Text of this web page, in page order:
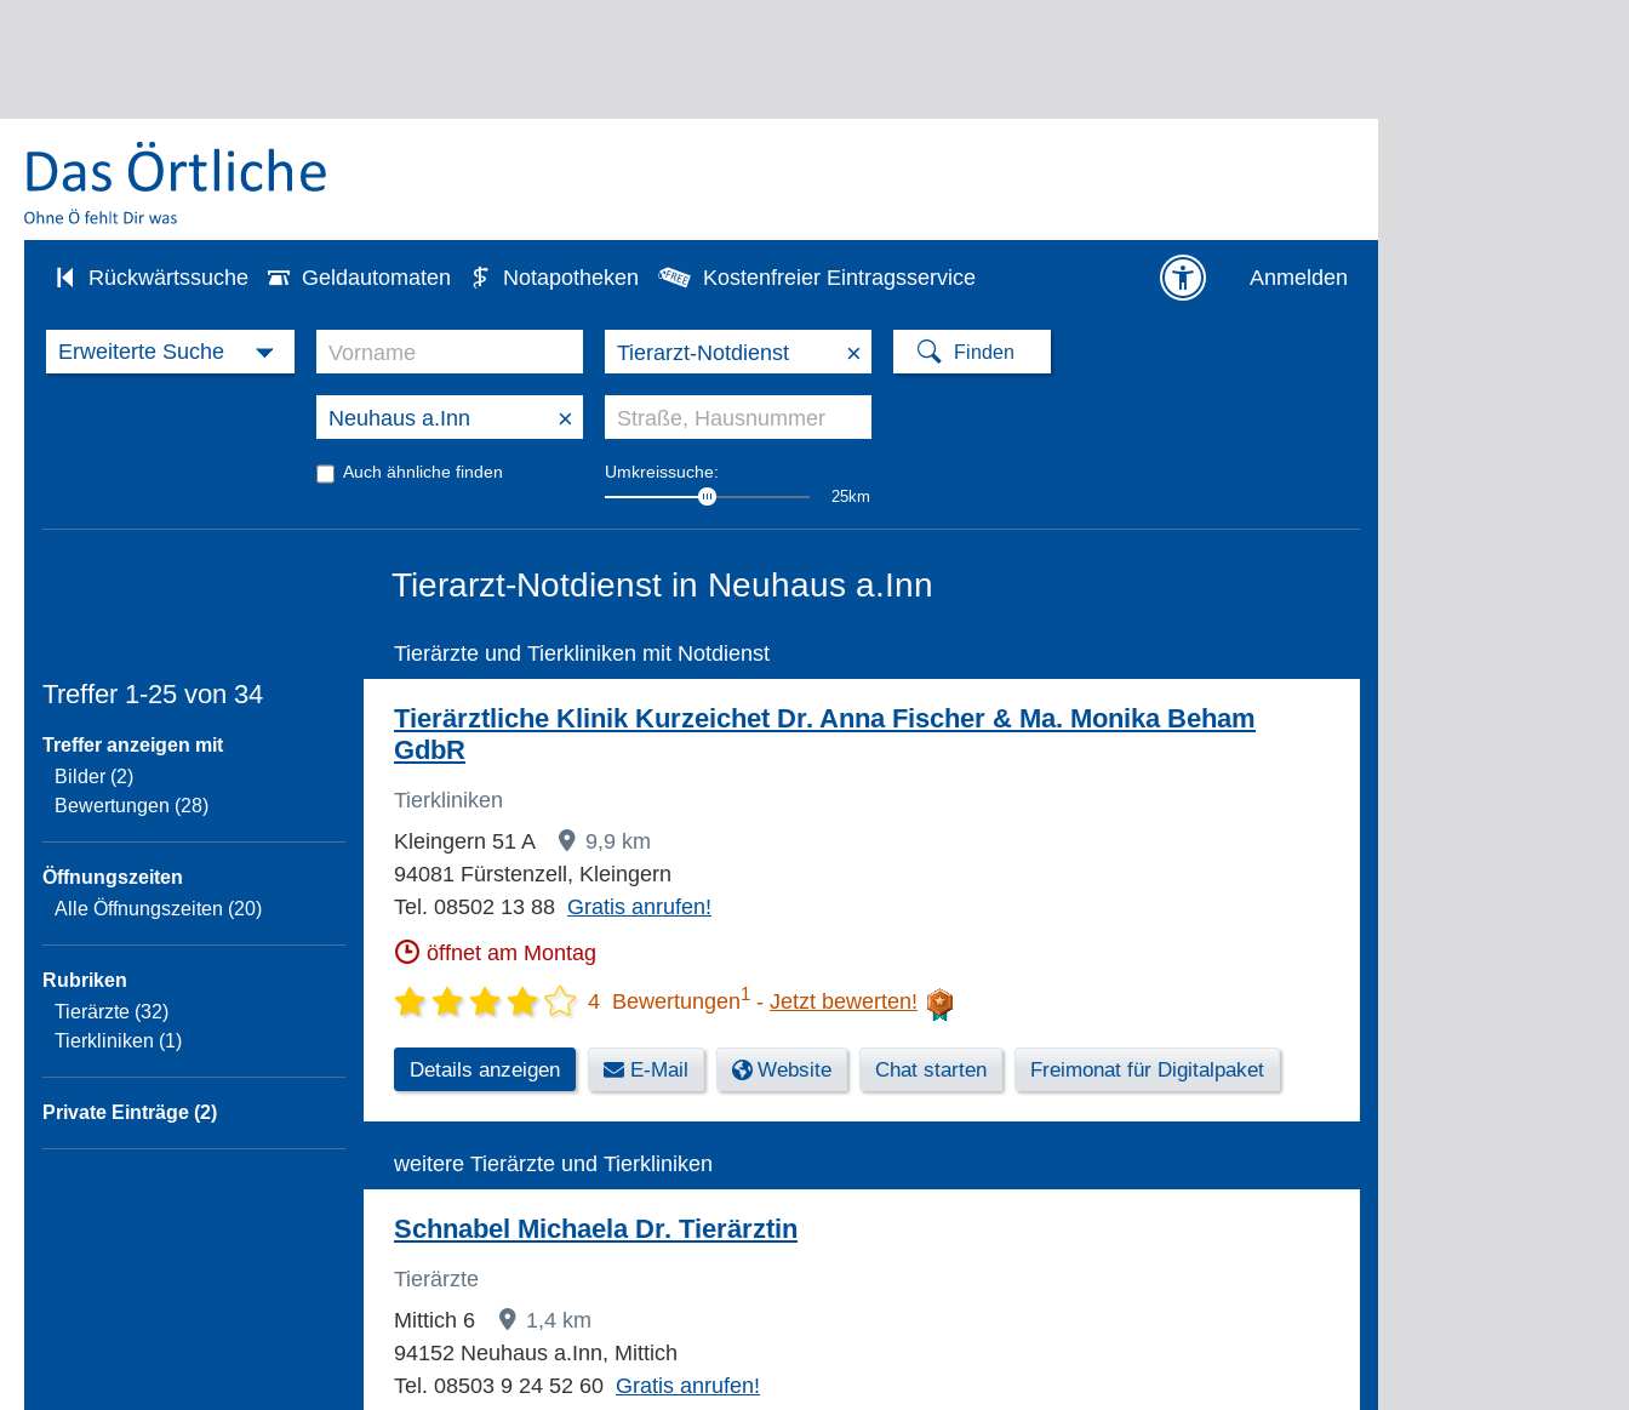
Rückwärtssuche Geldautomaten Notapotheken Kostenfreier Eintragsservice Anmelden
×
×
Auch ähnliche finden Umkreissuche:
25km
Tierarzt-Notdienst in Neuhaus a.Inn
Treffer 1-25 von 34
Treffer anzeigen mit
Bilder (2)
Bewertungen (28)
Öffnungszeiten
Alle Öffnungszeiten (20)
Rubriken
Tierärzte (32)
Tierkliniken (1)
Private Einträge (2)
Tierärzte und Tierkliniken mit Notdienst
Tierärztliche Klinik Kurzeichet Dr. Anna Fischer & Ma. Monika Beham
GdbR
Tierkliniken
Kleingern 51 A
9,9 km
94081 Fürstenzell, Kleingern
Tel. 08502 13 88 Gratis anrufen!
öffnet am Montag
4 Bewertungen1 Jetzt bewerten!
Details anzeigen E-Mail Website Chat starten Freimonat für Digitalpaket
weitere Tierärzte und Tierkliniken
Schnabel Michaela Dr. Tierärztin
Tierärzte
Mittich 6
1,4 km
94152 Neuhaus a.Inn, Mittich
Tel. 08503 9 24 52 60 Gratis anrufen!